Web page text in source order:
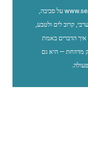
שמי איתי ברק, ואני כותב ב-www.seasonet.co.il על סביבה,
קרוב לים ולטבע,
איך הדברים באמת
מדווחת — היא גם